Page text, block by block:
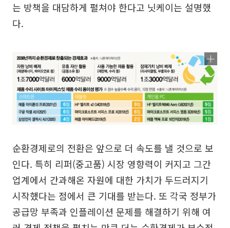
는 방책을 대담하게 펼쳐야 한다고 닛케이는 설명했
다.
순환경제로의 전환은 앞으로 더 속도를 낼 것으로 보
인다. 특히 리퍼(중고품) 시장 영향력이 커지고 그간
업계에서 간과해온 자원에 대한 가치가 두드러지기
시작했다는 점에서 큰 기대를 받는다. 또 각국 정부가
공급망 부족과 인플레이션 문제를 해결하기 위해 여